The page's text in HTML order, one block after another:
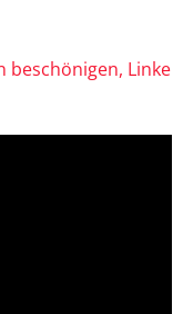
beschönigen, Linke